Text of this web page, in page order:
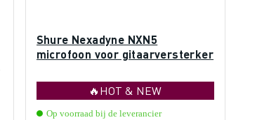
Shure Nexadyne NXN5
microfoon voor gitaarversterker
🔥HOT & NEW
Op voorraad bij de leverancier